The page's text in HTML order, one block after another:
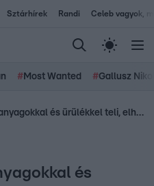
Sztárhírek Randi Celeb vagyok,
# Most Wanted #Gallusz
Szeméttel, vegyi anyagokkal és ürülékkel teli, elhagyatott gyárépület áll a kertváros szívében
és